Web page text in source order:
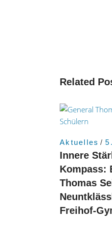
Related
Aktuelles
Innere
Kompass:
Thomas
Freihof-